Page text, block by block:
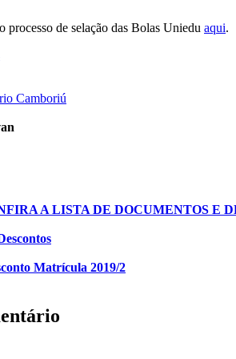
processo de selação das Bolas Uniedu aqui.
Camboriú
A LISTA DE DOCUMENTOS E
Matrícula 2019/2